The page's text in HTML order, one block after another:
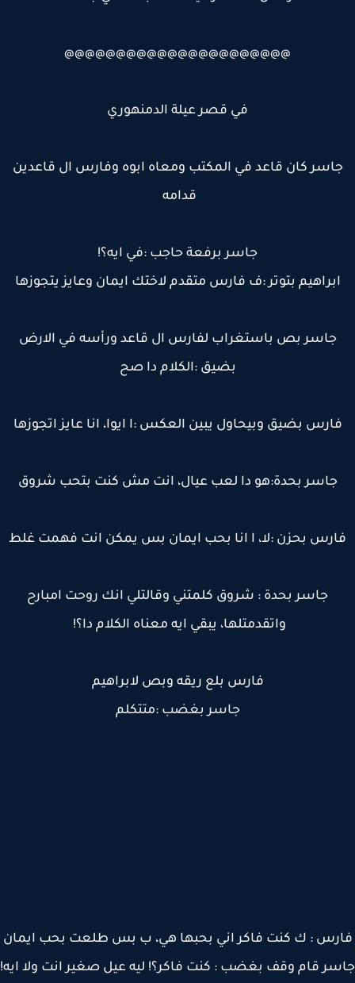
@@@@@@@@@@@@@@@@@@@@@@
في قصر عيلة الدمنهوري
كان قاعد في المكتب ومعاه ابوه وفارس ال قاعدين
قدامه
جاسر برفعة حاجب :في ايه؟!
ابراهيم بتوتر :ف فارس متقدم لاختك ايمان وعايز يتجوزها
جاسر بص باستغراب لفارس ال قاعد ورأسه في الارض
بضيق :الكلام دا صح
بضيق وبيحاول يبين العكس :ا ايوا، انا عايز اتجوزها
جاسر بحدة:هو دا لعب عيال، انت مش كنت بتحب شروق
بحزن :لا، ا انا بحب ايمان بس يمكن انت فهمت غلط
جاسر بحدة : شروق كلمتني وقالتلي انك روحت امبارح
واتقدمتلها، يبقي ايه معناه الكلام دا؟!
فارس بلع ريقه وبص لابراهيم
جاسر بغضب :متتكلم
: ك كنت فاكر اني بحبها هي، ب بس طلعت بحب ايمان
قام وقف بغضب : كنت فاكر؟! ليه عيل صغير انت ولا ايه!